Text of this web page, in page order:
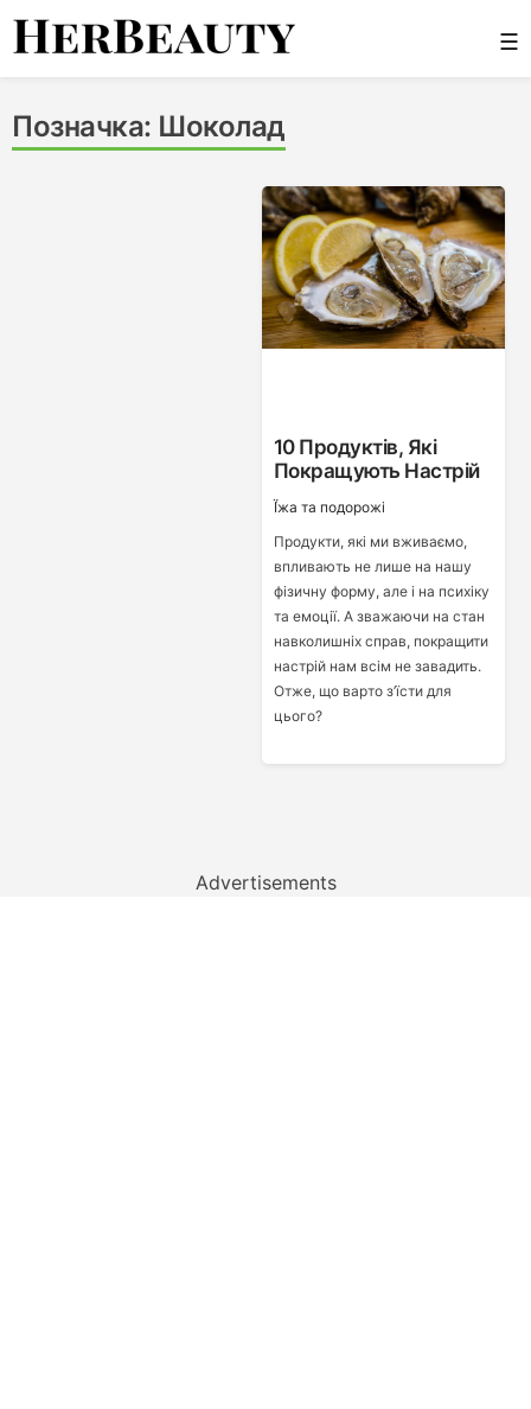
Skip
☰
Позначка: Шоколад
10 Продуктів, Які
Покращують Настрій
Ї́жа та подорожі
Продукти, які ми вживаємо,
впливають не лише на нашу
фізичну форму, але і на психіку
та емоції. А зважаючи на стан
навколишніх справ, покращити
настрій нам всім не завадить.
Отже, що варто з’їсти для
цього?
Advertisements